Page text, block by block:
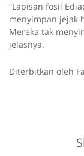
“Lapisan fosil
menyimpan jejak
Mereka tak
jelasnya.
Diterbitkan oleh